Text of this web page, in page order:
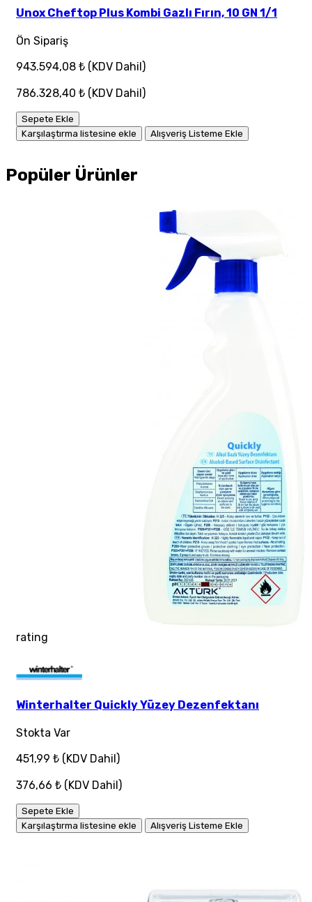
Unox Cheftop Plus Kombi Gazlı Fırın, 10 GN 1/1
Ön Sipariş
943.594,08 ₺ (KDV Dahil)
786.328,40 ₺ (KDV Dahil)
Sepete Ekle
Karşılaştırma listesine ekle
Alışveriş Listeme Ekle
Popüler Ürünler
rating
Winterhalter Quickly Yüzey Dezenfektanı
Stokta Var
451,99 ₺ (KDV Dahil)
376,66 ₺ (KDV Dahil)
Sepete Ekle
Karşılaştırma listesine ekle
Alışveriş Listeme Ekle